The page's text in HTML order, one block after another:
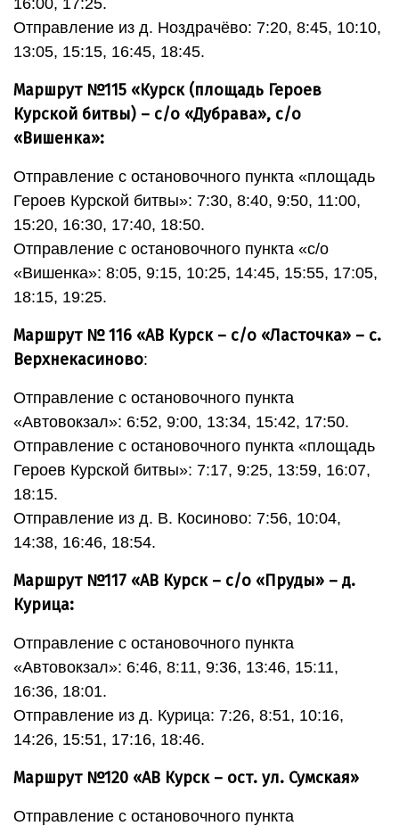
Отправление из д. Ноздрачёво: 7:20, 8:45, 10:10,
13:05, 15:15, 16:45, 18:45.
Маршрут №115 «Курск (площадь Героев
Курской битвы) – с/о «Дубрава», с/о
«Вишенка»:
Отправление с остановочного пункта «площадь
Героев Курской битвы»: 7:30, 8:40, 9:50, 11:00,
15:20, 16:30, 17:40, 18:50.
Отправление с остановочного пункта «с/о
«Вишенка»: 8:05, 9:15, 10:25, 14:45, 15:55, 17:05,
18:15, 19:25.
Маршрут № 116 «АВ Курск – с/о «Ласточка» – с.
Верхнекасиново:
Отправление с остановочного пункта
«Автовокзал»: 6:52, 9:00, 13:34, 15:42, 17:50.
Отправление с остановочного пункта «площадь
Героев Курской битвы»: 7:17, 9:25, 13:59, 16:07,
18:15.
Отправление из д. В. Косиново: 7:56, 10:04,
14:38, 16:46, 18:54.
Маршрут №117 «АВ Курск – с/о «Пруды» – д.
Курица:
Отправление с остановочного пункта
«Автовокзал»: 6:46, 8:11, 9:36, 13:46, 15:11,
16:36, 18:01.
Отправление из д. Курица: 7:26, 8:51, 10:16,
14:26, 15:51, 17:16, 18:46.
Маршрут №120 «АВ Курск – ост. ул. Сумская»
Отправление с остановочного пункта